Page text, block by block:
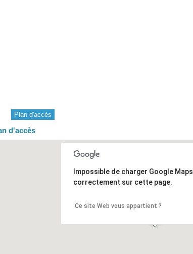
Plan d'accès
d'accès
Impossible de charger Google Maps
correctement sur cette page.
Ce site Web vous appartient ?